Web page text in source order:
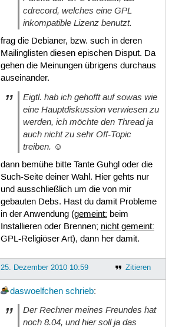
cdrecord, welches eine GPL
inkompatible Lizenz benutzt.
frag die Debianer, bzw. such in deren
Mailinglisten diesen epischen Disput. Da
gehen die Meinungen übrigens durchaus
auseinander.
Eigtl. hab ich gehofft auf sowas wie
eine Hauptdiskussion verwiesen zu
werden, ich möchte den Thread ja
auch nicht zu sehr Off-Topic
treiben. ☺
dann bemühe bitte Tante Guhgl oder die
Such-Seite deiner Wahl. Hier gehts nur
und ausschließlich um die von mir
gebauten Debs. Hast du damit Probleme
in der Anwendung (gemeint: beim
Installieren oder Brennen; nicht gemeint:
GPL-Religiöser Art), dann her damit.
Zitieren
25. Dezember 2010 10:59
daswoelfchen schrieb:
Der Rechner meines Freundes hat
noch 8.04, und hier soll ja das